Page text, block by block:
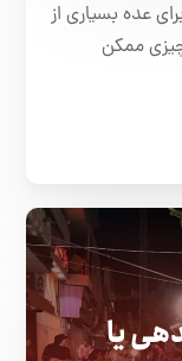
عده بسیاری از
ممکن
یا